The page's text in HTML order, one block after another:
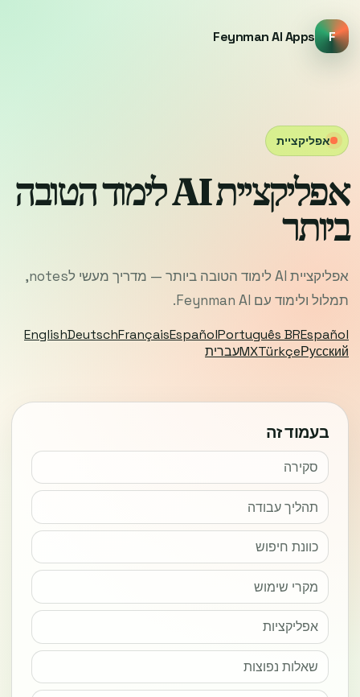
F
Feynman AI Apps
אפליקציית
אפליקציית AI לימוד הטובה
ביותר
אפליקציית AI לימוד הטובה ביותר — מדריך מעשי לnotes,
תמלול ולימוד עם Feynman AI.
EnglishDeutschFrançaisEspañolPortuguês BREspañol
MXTürkçeРусский עברית
בעמוד זה
סקירה
תהליך עבודה
כוונת חיפוש
מקרי שימוש
אפליקציות
שאלות נפוצות